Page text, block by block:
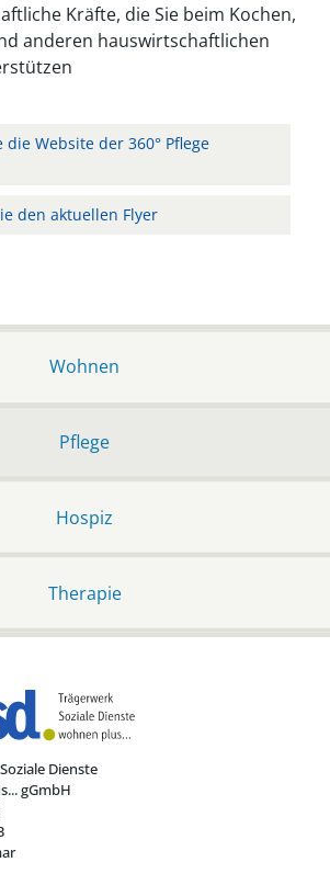
Kräfte, die Sie beim Kochen,
anderen hauswirtschaftlichen
die Website der 360° Pflege
den aktuellen Flyer
Wohnen
Pflege
Hospiz
Therapie
Dienste
gGmbH